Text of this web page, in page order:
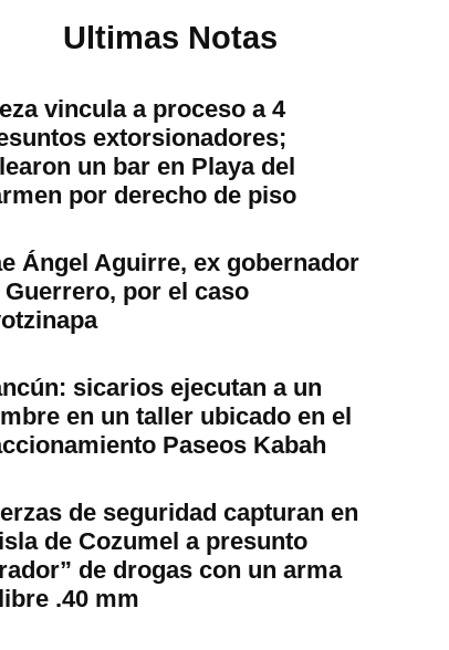
Ultimas Notas
vincula a proceso a 4
extorsionadores;
un bar en Playa del
por derecho de piso
Ángel Aguirre, ex gobernador
Guerrero, por el caso
sicarios ejecutan a un
en un taller ubicado en el
Paseos Kabah
de seguridad capturan en
de Cozumel a presunto
de drogas con un arma
.40 mm